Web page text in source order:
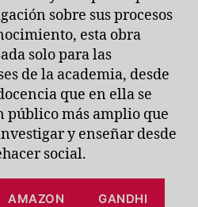
sobre sus procesos
esta obra
solo para las
de la academia, desde
que en ella se
público más amplio que
y enseñar desde
social.
AMAZON GANDHI